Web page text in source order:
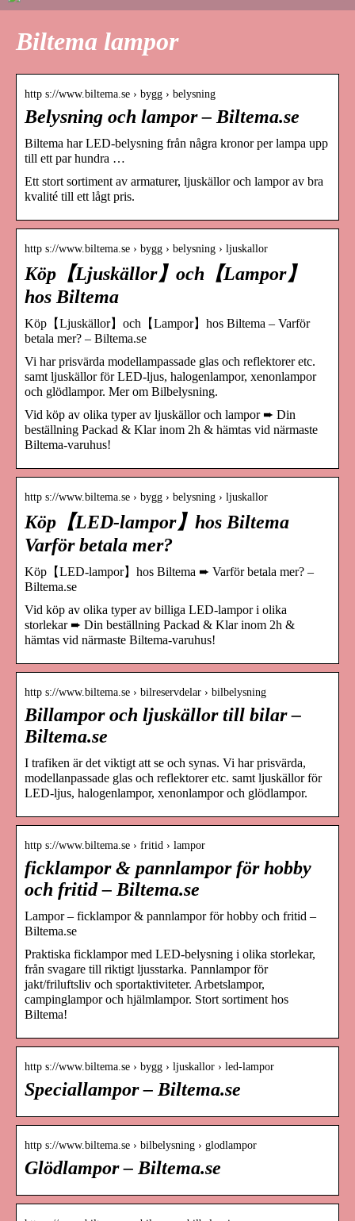
Biltema lampor
http s://www.biltema.se › bygg › belysning
Belysning och lampor – Biltema.se
Biltema har LED-belysning från några kronor per lampa upp
till ett par hundra …
Ett stort sortiment av armaturer, ljuskällor och lampor av bra
kvalité till ett lågt pris.
http s://www.biltema.se › bygg › belysning › ljuskallor
Köp【Ljuskällor】och【Lampor】
hos Biltema
Köp【Ljuskällor】och【Lampor】hos Biltema – Varför
betala mer? – Biltema.se
Vi har prisvärda modellampassade glas och reflektorer etc.
samt ljuskällor för LED-ljus, halogenlampor, xenonlampor
och glödlampor. Mer om Bilbelysning.
Vid köp av olika typer av ljuskällor och lampor ➨ Din
beställning Packad & Klar inom 2h & hämtas vid närmaste
Biltema-varuhus!
http s://www.biltema.se › bygg › belysning › ljuskallor
Köp【LED-lampor】hos Biltema
Varför betala mer?
Köp【LED-lampor】hos Biltema ➨ Varför betala mer? –
Biltema.se
Vid köp av olika typer av billiga LED-lampor i olika
storlekar ➨ Din beställning Packad & Klar inom 2h &
hämtas vid närmaste Biltema-varuhus!
http s://www.biltema.se › bilreservdelar › bilbelysning
Billampor och ljuskällor till bilar –
Biltema.se
I trafiken är det viktigt att se och synas. Vi har prisvärda,
modellanpassade glas och reflektorer etc. samt ljuskällor för
LED-ljus, halogenlampor, xenonlampor och glödlampor.
http s://www.biltema.se › fritid › lampor
ficklampor & pannlampor för hobby
och fritid – Biltema.se
Lampor – ficklampor & pannlampor för hobby och fritid –
Biltema.se
Praktiska ficklampor med LED-belysning i olika storlekar,
från svagare till riktigt ljusstarka. Pannlampor för
jakt/friluftsliv och sportaktiviteter. Arbetslampor,
campinglampor och hjälmlampor. Stort sortiment hos
Biltema!
http s://www.biltema.se › bygg › ljuskallor › led-lampor
Speciallampor – Biltema.se
http s://www.biltema.se › bilbelysning › glodlampor
Glödlampor – Biltema.se